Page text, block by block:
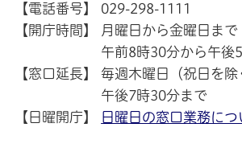
【電話番号】
029-298-1111
【開庁時間】
月曜日から金曜日まで
午前8時30分から午後
【窓口延長】
毎週木曜日（祝日を除
午後7時30分まで
【日曜開庁】
日曜日の窓口業務につ